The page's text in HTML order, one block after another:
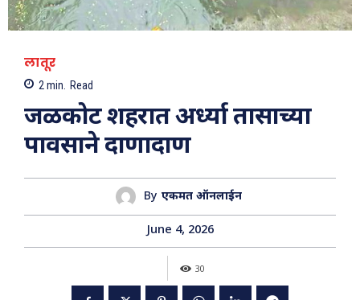
लातूर
2min. Read
जळकोट शहरात अर्ध्या तासाच्या
पावसाने दाणादाण
By एकमत ऑनलाईन
June 4, 2026
30